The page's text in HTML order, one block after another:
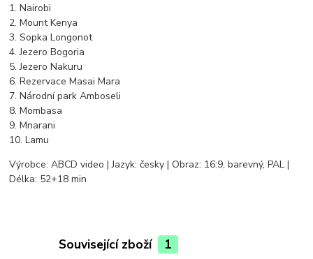
1. Nairobi
2. Mount Kenya
3. Sopka Longonot
4. Jezero Bogoria
5. Jezero Nakuru
6. Rezervace Masai Mara
7. Národní park Amboseli
8. Mombasa
9. Mnarani
10. Lamu
Výrobce: ABCD video | Jazyk: česky | Obraz: 16:9, barevný, PAL |
Délka: 52+18 min
Související zboží 1